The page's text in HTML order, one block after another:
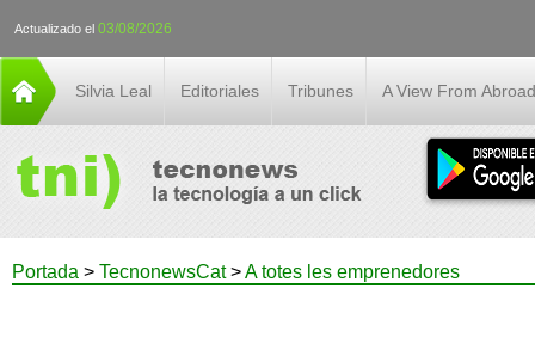
Actualizado el 03/08/2026
Silvia Leal Editoriales Tribunes A View From Abroad
Portada > TecnonewsCat >A totes les emprenedores